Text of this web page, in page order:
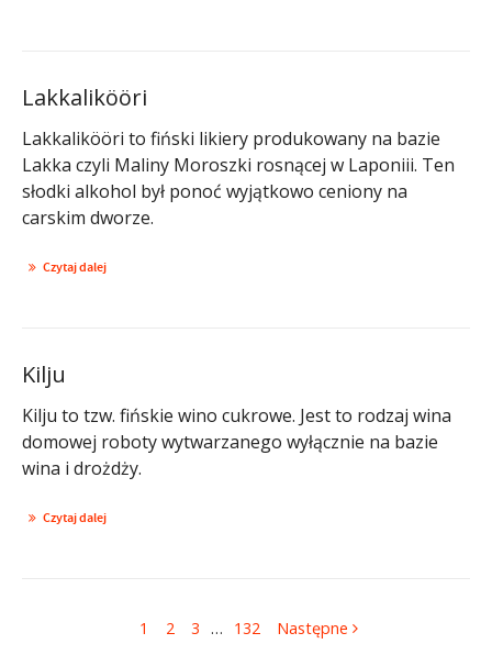
Lakkalikööri
Lakkalikööri to fiński likiery produkowany na bazie
Lakka czyli Maliny Moroszki rosnącej w Laponiii. Ten
słodki alkohol był ponoć wyjątkowo ceniony na
carskim dworze.
Czytaj dalej
Kilju
Kilju to tzw. fińskie wino cukrowe. Jest to rodzaj wina
domowej roboty wytwarzanego wyłącznie na bazie
wina i drożdży.
Czytaj dalej
1 2 3 … 132 Następne